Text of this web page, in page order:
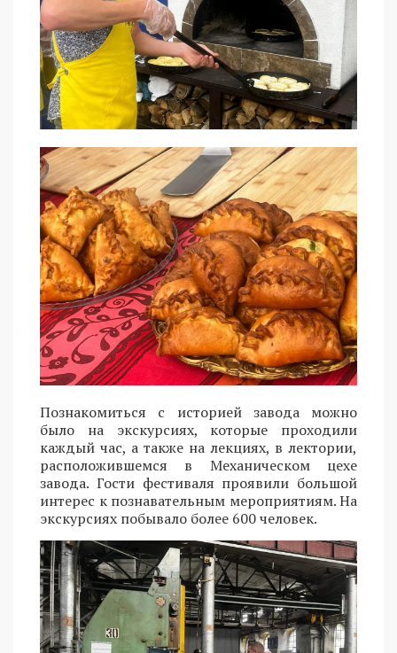
Познакомиться с историей завода можно
было на экскурсиях, которые проходили
каждый час, а также на лекциях, в лектории,
расположившемся в Механическом цехе
завода. Гости фестиваля проявили большой
интерес к познавательным мероприятиям. На
экскурсиях побывало более 600 человек.